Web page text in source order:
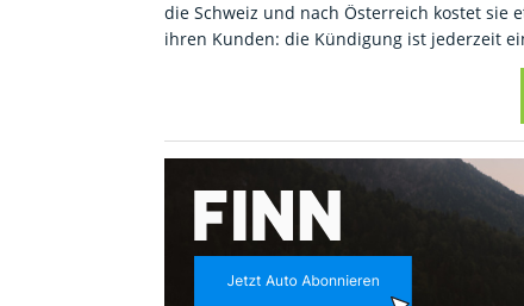
die Schweiz und nach Österreich kostet sie
ihren Kunden: die Kündigung ist jederzeit